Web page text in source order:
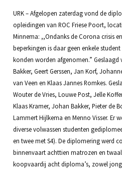
URK – Afgelopen zaterdag vond de
opleidingen van ROC Friese Poort,
Minnema: ,,Ondanks de Corona crisis
beperkingen is daar geen enkele
konden worden afgenomen.” Geslaagd
Bakker, Geert Gerssen, Jan Korf,
van Veen en Klaas Jannes Romkes.
Wouter de Vries, Louwe Post, Jelle
Klaas Kramer, Johan Bakker, Pieter de
Lammert Hijlkema en Menno Visser. Er
diverse volwassen studenten
en twee met S4). De diplomering werd
binnenvaart achttien matrozen en
koopvaardij acht diploma’s, zowel